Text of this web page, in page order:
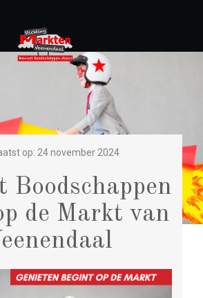
op: 24 november 2024
Boodschappen
de Markt van